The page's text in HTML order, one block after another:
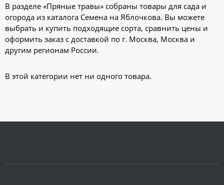
В разделе «Пряные травы» собраны товары для сада и
огорода из каталога Семена на Яблочкова. Вы можете
выбрать и купить подходящие сорта, сравнить цены и
оформить заказ с доставкой по г. Москва, Москва и
другим регионам России.
В этой категории нет ни одного товара.